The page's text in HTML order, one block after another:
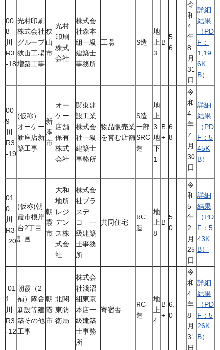
00
8
川
R3
-18
光村印刷
株式会社
グループ
狭山工場
増築工事
狭
山
市
光村
印刷
株式
会社
株式会
社森本
組一級
建築士
事務所
工場 S造
地
上
3
B-
5.
6
令
和
4
年
8
月
31
日
詳細
結果
（PD
F：
1,19
6K
B）
00
9
川
R3
-19
(仮称）
オーケー
新座店新
築工事
新
座
市
オー
ケー
店舗
保有
株式
会社
関東建
設工業
株式会
社一級
建築士
事務所
物品販売業
を営む店舗
S造
一部
SRC
造
地
上
3
地
下
1
B
+
6.
8
令
和
4
年
7
月
30
日
詳細
結果
（PD
F：5
45K
B）
01
0
川
R3
-20
(仮称)朝
霞市根岸
台2丁目
計画
朝
霞
市
大和
地所
レジ
デン
ス株
式会
社
株式会
社プラ
スデ
コ 一
級建築
士事務
所
共同住宅
RC
造
地
上
8
B-
5.
0
令
和
5
年
2
月
25
日
詳細
結果
（PD
F：5
43K
B）
01
1
川
R3
-12
朝霞（2
補）隊舎
新設等建
築その他
工事
朝
霞
市
北関
東防
衛局
株式会
社淺沼
組東京
本店一
級建築
士事務
所
寄宿舎
RC
造
地
上
4
B
+
6.
0
令
和
4
年
8
月
31
日
詳細
結果
（PD
F：5
26K
B）